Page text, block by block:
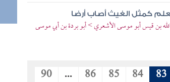
كمثل الغيث أصاب أرضا
بن قيس أبو موسى الأشعري > أبو بردة بن أبي موسى
83
84
85
86
...
90